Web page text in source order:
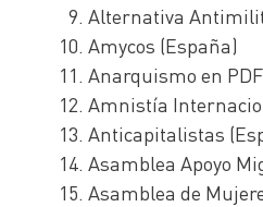
Alternativa
Amycos (España)
Anarquismo en
Amnistía
Anticapitalistas
Asamblea Apoyo
Asamblea de